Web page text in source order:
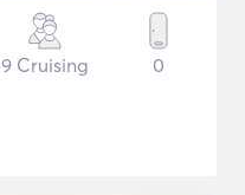
9 Cruising 0